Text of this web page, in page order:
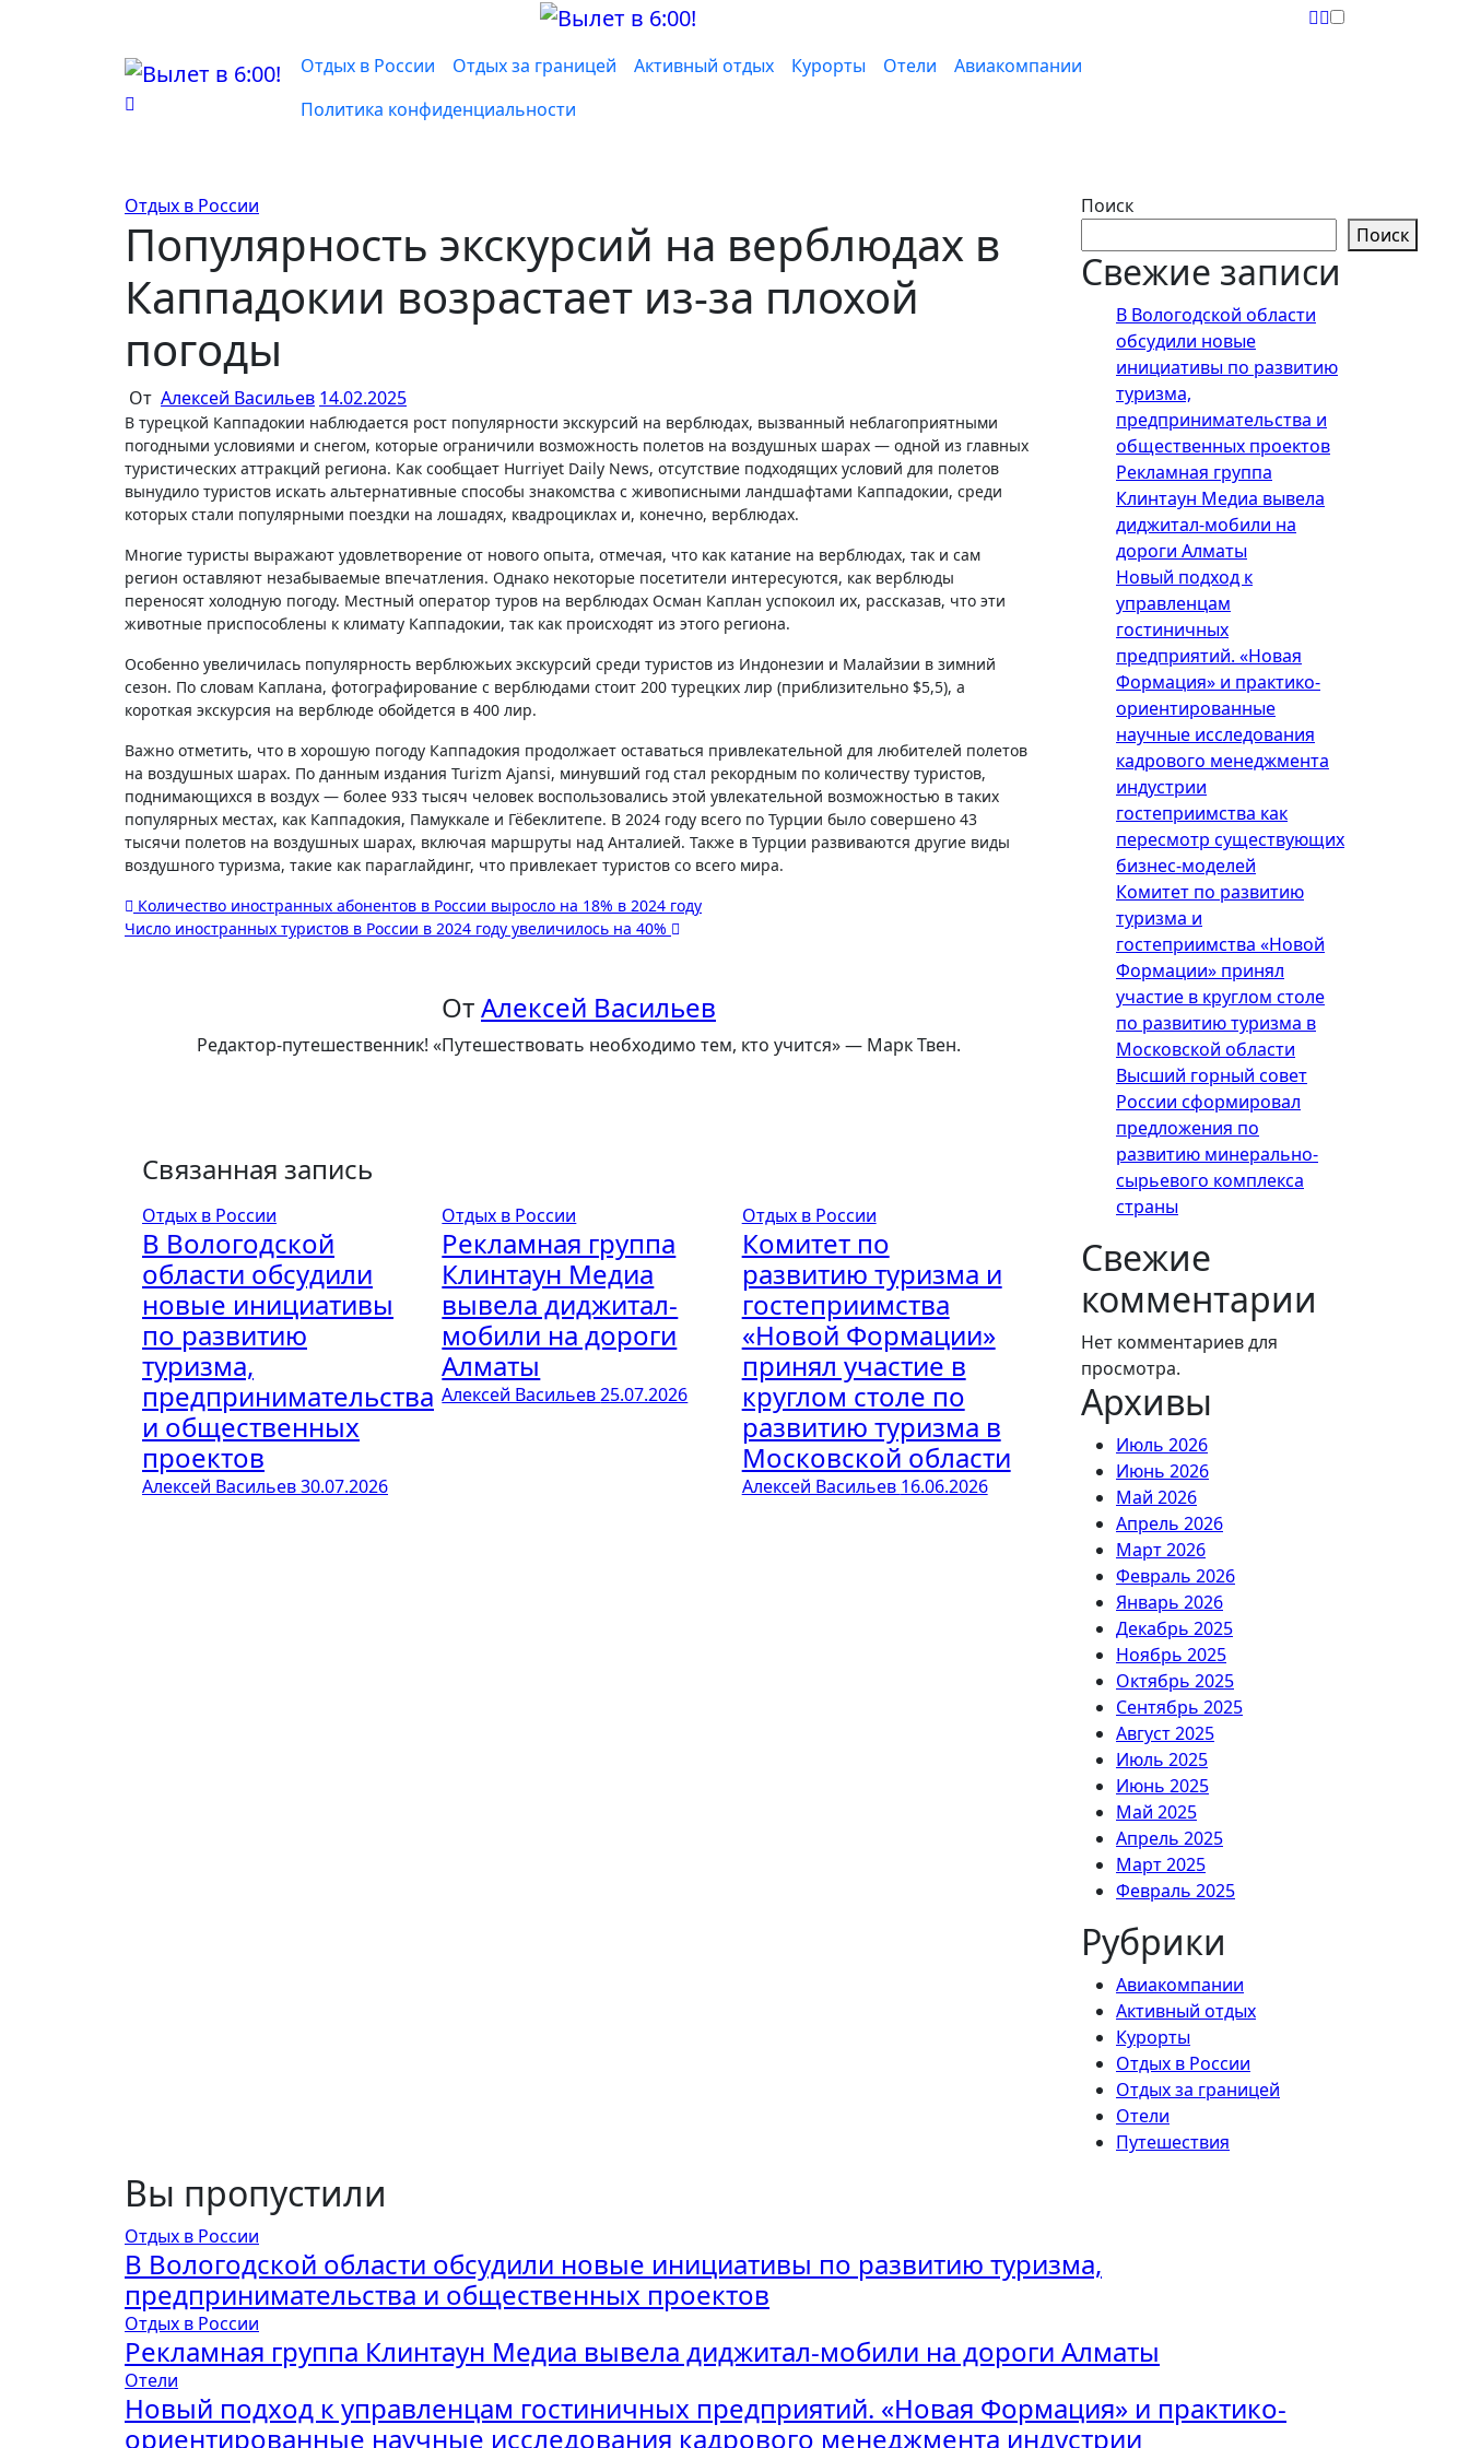
Отдых в России Отдых за границей Активный отдых Курорты Отели
Авиакомпании
Политика конфиденциальности
Отдых в России
Популярность экскурсий на верблюдах в
Каппадокии возрастает из-за плохой
погоды
От Алексей Васильев 14.02.2025
В турецкой Каппадокии наблюдается рост популярности экскурсий на верблюдах, вызванный неблагоприятными
погодными условиями и снегом, которые ограничили возможность полетов на воздушных шарах — одной из главных
туристических аттракций региона. Как сообщает Hurriyet Daily News, отсутствие подходящих условий для полетов
вынудило туристов искать альтернативные способы знакомства с живописными ландшафтами Каппадокии, среди
которых стали популярными поездки на лошадях, квадроциклах и, конечно, верблюдах.
Многие туристы выражают удовлетворение от нового опыта, отмечая, что как катание на верблюдах, так и сам
регион оставляют незабываемые впечатления. Однако некоторые посетители интересуются, как верблюды
переносят холодную погоду. Местный оператор туров на верблюдах Осман Каплан успокоил их, рассказав, что эти
животные приспособлены к климату Каппадокии, так как происходят из этого региона.
Особенно увеличилась популярность верблюжьих экскурсий среди туристов из Индонезии и Малайзии в зимний
сезон. По словам Каплана, фотографирование с верблюдами стоит 200 турецких лир (приблизительно $5,5), а
короткая экскурсия на верблюде обойдется в 400 лир.
Важно отметить, что в хорошую погоду Каппадокия продолжает оставаться привлекательной для любителей полетов
на воздушных шарах. По данным издания Turizm Ajansi, минувший год стал рекордным по количеству туристов,
поднимающихся в воздух — более 933 тысяч человек воспользовались этой увлекательной возможностью в таких
популярных местах, как Каппадокия, Памуккале и Гёбеклитепе. В 2024 году всего по Турции было совершено 43
тысячи полетов на воздушных шарах, включая маршруты над Анталией. Также в Турции развиваются другие виды
воздушного туризма, такие как параглайдинг, что привлекает туристов со всего мира.
Навигация
Количество иностранных абонентов в России выросло на 18% в 2024 году
Число иностранных туристов в России в 2024 году увеличилось на 40%
ОтАлексей Васильев
Редактор-путешественник! «Путешествовать необходимо тем, кто учится» — Марк Твен.
Связанная запись
Отдых в России
В Вологодской
области обсудили
новые инициативы
по развитию
туризма,
предпринимательства
и общественных
проектов
Алексей Васильев30.07.2026
Отдых в России
Рекламная группа
Клинтаун Медиа
вывела диджитал-
мобили на дороги
Алматы
Алексей Васильев25.07.2026
Отдых в России
Комитет по
развитию туризма и
гостеприимства
«Новой Формации»
принял участие в
круглом столе по
развитию туризма в
Московской области
Алексей Васильев 16.06.2026
Поиск
Поиск
Свежие записи
В Вологодской области
обсудили новые
инициативы по развитию
туризма,
предпринимательства и
общественных проектов
Рекламная группа
Клинтаун Медиа вывела
диджитал-мобили на
дороги Алматы
Новый подход к
управленцам
гостиничных
предприятий. «Новая
Формация» и практико-
ориентированные
научные исследования
кадрового менеджмента
индустрии
гостеприимства как
пересмотр существующих
бизнес-моделей
Комитет по развитию
туризма и
гостеприимства «Новой
Формации» принял
участие в круглом столе
по развитию туризма в
Московской области
Высший горный совет
России сформировал
предложения по
развитию минерально-
сырьевого комплекса
страны
Свежие
комментарии
Нет комментариев для
просмотра.
Архивы
Июль 2026
Июнь 2026
Май 2026
Апрель 2026
Март 2026
Февраль 2026
Январь 2026
Декабрь 2025
Ноябрь 2025
Октябрь 2025
Сентябрь 2025
Август 2025
Июль 2025
Июнь 2025
Май 2025
Апрель 2025
Март 2025
Февраль 2025
Рубрики
Авиакомпании
Активный отдых
Курорты
Отдых в России
Отдых за границей
Отели
Путешествия
Вы пропустили
Отдых в России
В Вологодской области обсудили новые инициативы по развитию туризма,
предпринимательства и общественных проектов
Отдых в России
Рекламная группа Клинтаун Медиа вывела диджитал-мобили на дороги Алматы
Отели
Новый подход к управленцам гостиничных предприятий. «Новая Формация» и практико-
ориентированные научные исследования кадрового менеджмента индустрии